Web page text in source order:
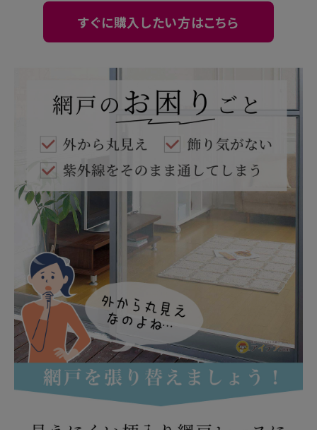
アウトドア・トラベル
お悩み解決コラム
INFORMATION
ご利用ガイド
プライバシーポリシー
特定商取引法について
会社概要
お問い合わせ
すぐに購入したい方はこちら